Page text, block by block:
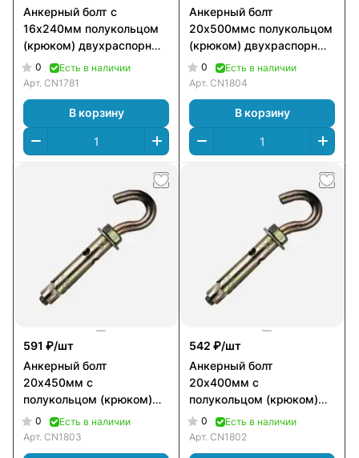
Анкерный болт с
16х240мм полукольцом
(крюком) двухраспорный
А_Б_ПК2
0
Есть в наличии
Арт. CN1781
В корзину
Анкерный болт
20х500ммс полукольцом
(крюком) двухраспорный
А_Б_ПК2
0
Есть в наличии
Арт. CN1804
В корзину
591 ₽/шт
Анкерный болт
20х450мм с
полукольцом (крюком)
двухраспорный А_Б_ПК2
0
Есть в наличии
Арт. CN1803
542 ₽/шт
Анкерный болт
20х400мм с
полукольцом (крюком)
двухраспорный А_Б_ПК2
0
Есть в наличии
Арт. CN1802